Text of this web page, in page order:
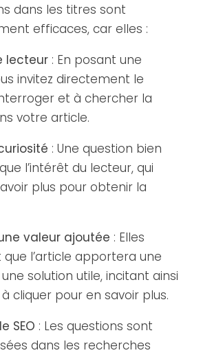
dans les titres sont
efficaces, car elles :
lecteur : En posant une
invitez directement le
et à chercher la
votre article.
: Une question bien
l’intérêt du lecteur, qui
plus pour obtenir la
valeur ajoutée : Elles
l’article apportera une
solution utile, incitant ainsi
cliquer pour en savoir plus.
SEO : Les questions sont
dans les recherches